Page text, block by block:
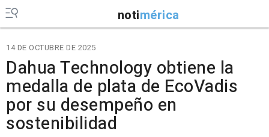
notimérica
14 DE OCTUBRE DE 2025
Dahua Technology obtiene la
medalla de plata de EcoVadis
por su desempeño en
sostenibilidad